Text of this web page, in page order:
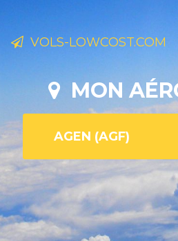
VOLS-LOWCOST.COM
MON